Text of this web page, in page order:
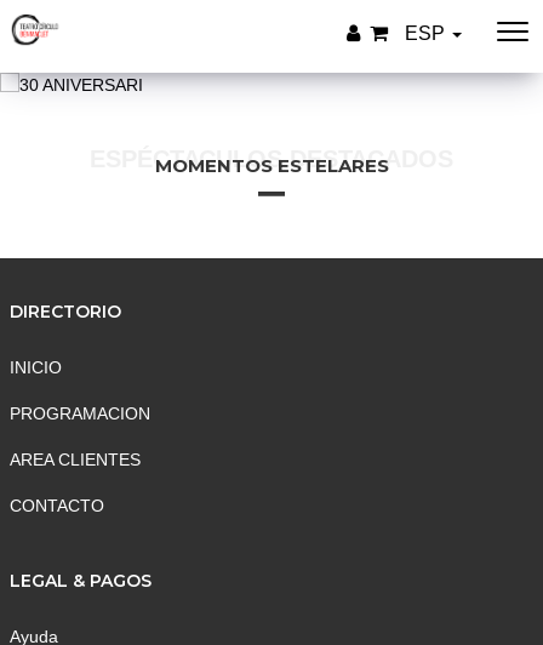
ESP
ESPÉCTACULOS DESTACADOS
MOMENTOS ESTELARES
DIRECTORIO
INICIO
PROGRAMACION
AREA CLIENTES
CONTACTO
LEGAL & PAGOS
Ayuda